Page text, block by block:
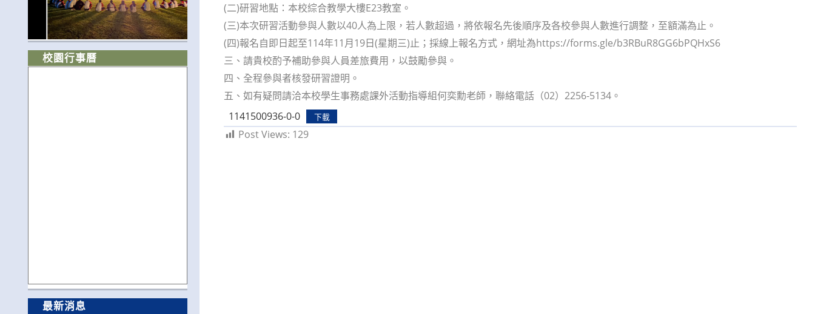
(二)研習地點：本校綜合教學大樓E23教室。
(三)本次研習活動參與人數以40人為上限，若人數超過，將依報名先後順序及各校參與人數進行調整，至額滿為止。
(四)報名自即日起至114年11月19日(星期三)止；採線上報名方式，網址為https://forms.gle/b3RBuR8GG6bPQHxS6
三、請貴校酌予補助參與人員差旅費用，以鼓勵參與。
四、全程參與者核發研習證明。
五、如有疑問請洽本校學生事務處課外活動指導組何奕勳老師，聯絡電話（02）2256-5134。
1141500936-0-0
下載
Post Views: 129
校園行事曆
最新消息